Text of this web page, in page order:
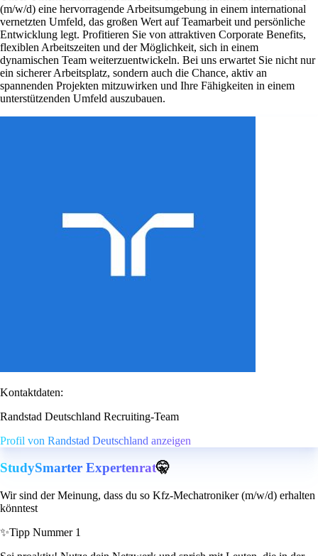
(m/w/d) eine hervorragende Arbeitsumgebung in einem international
vernetzten Umfeld, das großen Wert auf Teamarbeit und persönliche
Entwicklung legt. Profitieren Sie von attraktiven Corporate Benefits,
flexiblen Arbeitszeiten und der Möglichkeit, sich in einem
dynamischen Team weiterzuentwickeln. Bei uns erwartet Sie nicht nur
ein sicherer Arbeitsplatz, sondern auch die Chance, aktiv an
spannenden Projekten mitzuwirken und Ihre Fähigkeiten in einem
unterstützenden Umfeld auszubauen.
Kontaktdaten:
Randstad Deutschland Recruiting-Team
Profil von Randstad Deutschland anzeigen
StudySmarter Expertenrat🤫
Wir sind der Meinung, dass du so Kfz-Mechatroniker (m/w/d) erhalten
könntest
✨Tipp Nummer 1